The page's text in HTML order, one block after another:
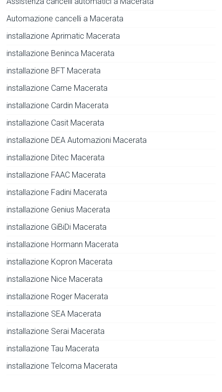
Automazione cancelli a Macerata
installazione Aprimatic Macerata
installazione Beninca Macerata
installazione BFT Macerata
installazione Came Macerata
installazione Cardin Macerata
installazione Casit Macerata
installazione DEA Automazioni Macerata
installazione Ditec Macerata
installazione FAAC Macerata
installazione Fadini Macerata
installazione Genius Macerata
installazione GiBiDi Macerata
installazione Hormann Macerata
installazione Kopron Macerata
installazione Nice Macerata
installazione Roger Macerata
installazione SEA Macerata
installazione Serai Macerata
installazione Tau Macerata
installazione Telcoma Macerata